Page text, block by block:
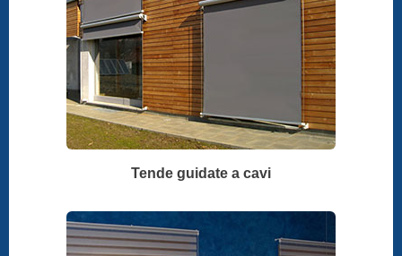
Tende guidate a cavi